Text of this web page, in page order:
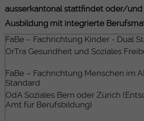
ausserkantonal stattfindet oder/und
Ausbildung mit integrierte
FaBe – Fachrichtung Kinder - Dual
OrTra Gesundheit und Soziales
FaBe – Fachrichtung Menschen im
Standard
OdA Soziales Bern oder Zürich
Amt für Berufsbildung)